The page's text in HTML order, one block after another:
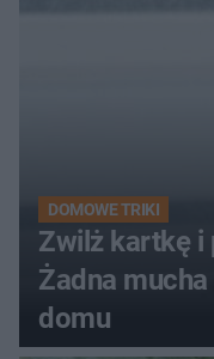
DOMOWE TRIKI
Zwilż kartkę i
Żadna
domu